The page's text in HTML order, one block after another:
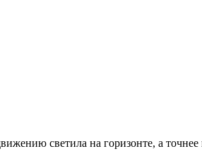
светила на горизонте, а точнее